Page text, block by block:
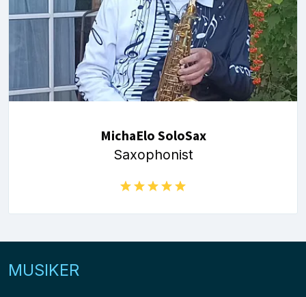
MichaElo SoloSax
Saxophonist
MUSIKER